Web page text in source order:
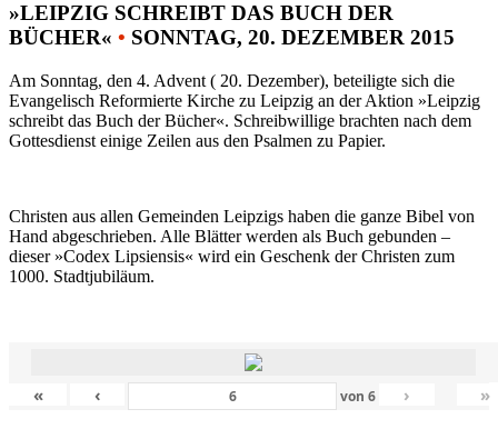
»LEIPZIG SCHREIBT DAS BUCH DER
BÜCHER« • SONNTAG, 20. DEZEMBER 2015
Am Sonntag, den 4. Advent ( 20. Dezember), beteiligte sich die
Evangelisch Reformierte Kirche zu Leipzig an der Aktion »Leipzig
schreibt das Buch der Bücher«. Schreibwillige brachten nach dem
Gottesdienst einige Zeilen aus den Psalmen zu Papier.
Christen aus allen Gemeinden Leipzigs haben die ganze Bibel von
Hand abgeschrieben. Alle Blätter werden als Buch gebunden –
dieser »Codex Lipsiensis« wird ein Geschenk der Christen zum
1000. Stadtjubiläum.
« ‹ von6 › »